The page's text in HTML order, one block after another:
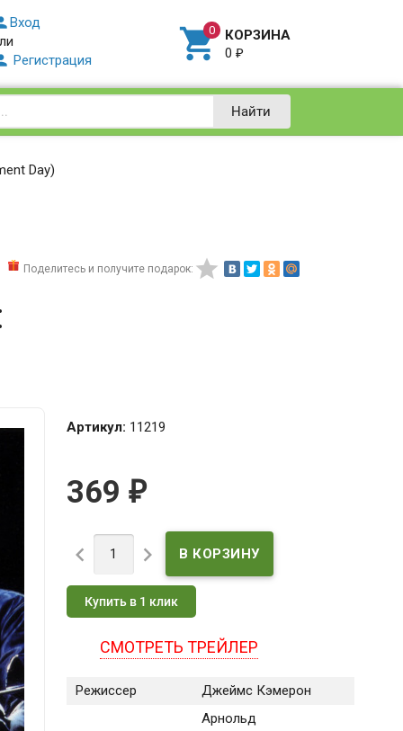
Вход
Регистрация  КОРЗИНА
0₽
Найти
Day)
Поделитесь и получите подарок: 
Артикул: 11219
369 ₽
 
Купить в 1 клик
СМОТРЕТЬ ТРЕЙЛЕР
Режиссер Джеймс Кэмерон
Арнольд